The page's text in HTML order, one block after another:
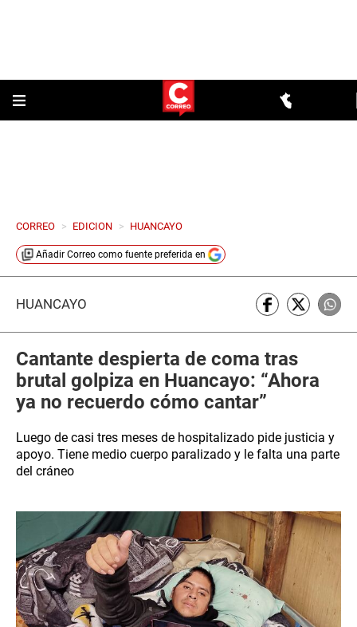
CORREO > EDICION > HUANCAYO
Añadir Correo como fuente preferida en
HUANCAYO
Cantante despierta de coma tras
brutal golpiza en Huancayo: “Ahora
ya no recuerdo cómo cantar”
Luego de casi tres meses de hospitalizado pide justicia y
apoyo. Tiene medio cuerpo paralizado y le falta una parte
del cráneo